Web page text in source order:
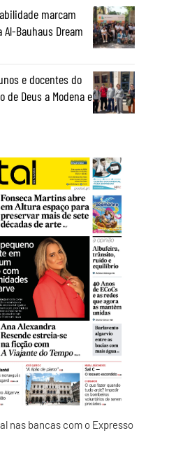
marcam
Bauhaus Dream
e docentes do
de Deus a Modena e
nas bancas com o Expresso